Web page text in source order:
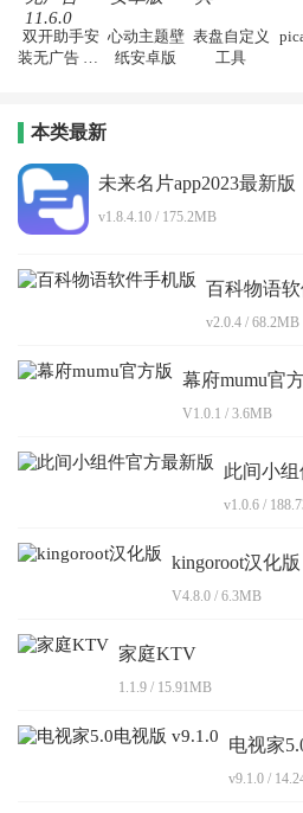
双开助手安
装无广告 11.
心动主题壁
纸安卓版
表盘自定义
工具
本类最新
未来名片app2023最新版
v1.8.4.10 / 175.2MB
百科物语
v2.0.4 / 68.2MB
幕府mumu官
V1.0.1 / 3.6MB
此间小
v1.0.6 /
kingoroot汉化版
V4.8.0 / 6.3MB
家庭KTV
1.1.9 / 15.91MB
电视家
v9.1.0 /